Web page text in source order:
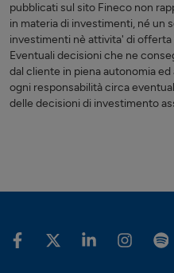
pubblicati sul sito Fineco non
in materia di investimenti, né un
investimenti nè attivita' di
Eventuali decisioni che ne
dal cliente in piena autonomia
ogni responsabilità circa
delle decisioni di investimento